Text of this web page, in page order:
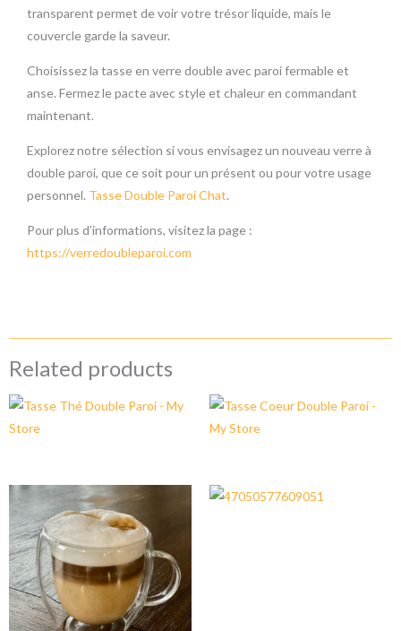
transparent permet de voir votre trésor liquide, mais le
couvercle garde la saveur.
Choisissez la tasse en verre double avec paroi fermable et
anse. Fermez le pacte avec style et chaleur en commandant
maintenant.
Explorez notre sélection si vous envisagez un nouveau verre à
double paroi, que ce soit pour un présent ou pour votre usage
personnel. Tasse Double Paroi Chat.
Pour plus d’informations, visitez la page :
https://verredoubleparoi.com
Related products